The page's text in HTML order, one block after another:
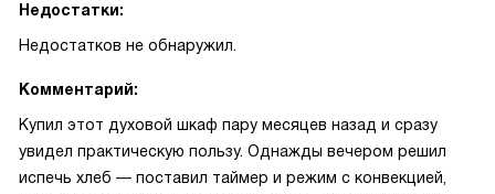
Недостатки:
Недостатков не обнаружил.
Комментарий:
Купил этот духовой шкаф пару месяцев назад и сразу
увидел практическую пользу. Однажды вечером решил
испечь хлеб — поставил таймер и режим с конвекцией,